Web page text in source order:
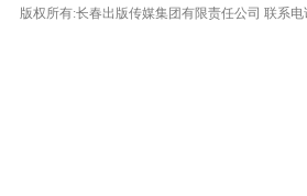
版权所有:长春出版传媒集团有限责任公司 联系电